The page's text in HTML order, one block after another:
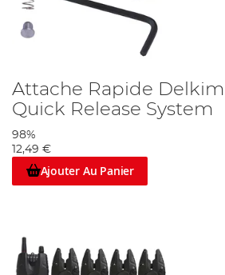
Attache Rapide
Quick Release System
98%
12,49 €
Ajouter Au Panier